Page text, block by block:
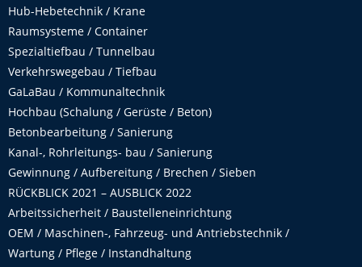
Hub-Hebetechnik / Krane
Raumsysteme / Container
Spezialtiefbau / Tunnelbau
Verkehrswegebau / Tiefbau
GaLaBau / Kommunaltechnik
Hochbau (Schalung / Gerüste / Beton)
Betonbearbeitung / Sanierung
Kanal-, Rohrleitungs- bau / Sanierung
Gewinnung / Aufbereitung / Brechen / Sieben
RÜCKBLICK 2021 – AUSBLICK 2022
Arbeitssicherheit / Baustelleneinrichtung
OEM / Maschinen-, Fahrzeug- und Antriebstechnik /
Wartung / Pflege / Instandhaltung